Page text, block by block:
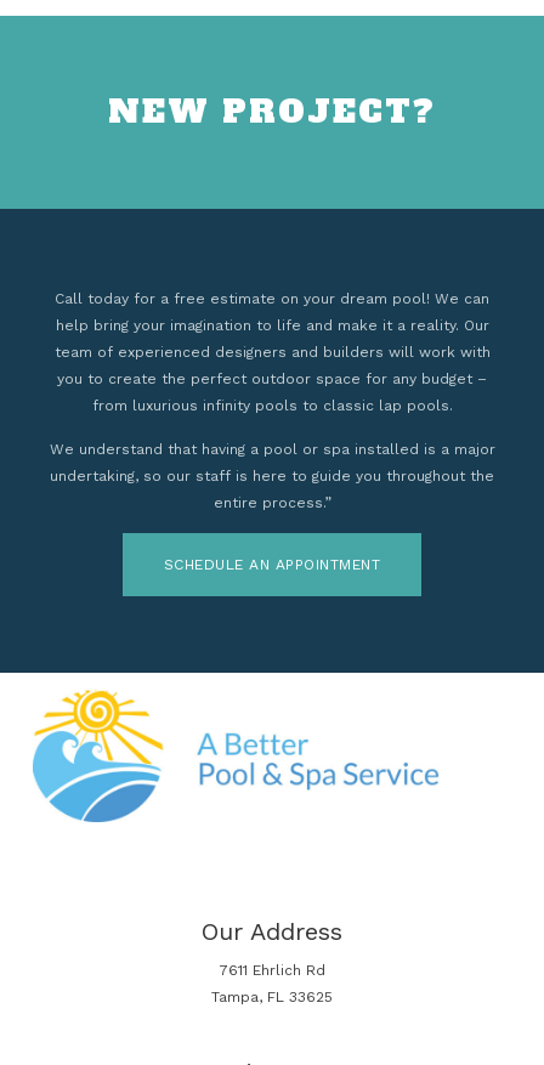
NEW PROJECT?
Call today for a free estimate on your dream pool! We can
help bring your imagination to life and make it a reality. Our
team of experienced designers and builders will work with
you to create the perfect outdoor space for any budget –
from luxurious infinity pools to classic lap pools.
We understand that having a pool or spa installed is a major
undertaking, so our staff is here to guide you throughout the
entire process.”
SCHEDULE AN APPOINTMENT
Our Address
7611 Ehrlich Rd
Tampa, FL 33625